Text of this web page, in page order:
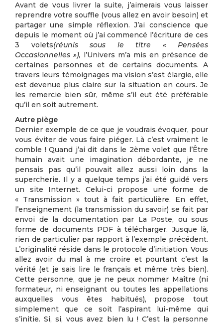
Avant de vous livrer la suite, j’aimerais vous laisser
reprendre votre souffle (vous allez en avoir besoin) et
partager une simple réflexion. J’ai conscience que
depuis le moment où j’ai commencé l’écriture de ces
3 volets(réunis sous le titre « Pensées
Occasionnelles »), l’Univers m’a mis en présence de
certaines personnes et de certains documents. A
travers leurs témoignages ma vision s’est élargie, elle
est devenue plus claire sur la situation en cours. Je
les remercie bien sûr, même s’il eut été préférable
qu’il en soit autrement.
Autre piège
Dernier exemple de ce que je voudrais évoquer, pour
vous éviter de vous faire piéger. Là c’est vraiment le
comble ! Quand j’ai dit dans le 2ème volet que l’Être
humain avait une imagination débordante, je ne
pensais pas qu’il pouvait allez aussi loin dans la
supercherie. Il y a quelque temps j’ai été guidé vers
un site Internet. Celui-ci propose une forme de
« Transmission » tout à fait particulière. En effet,
l’enseignement (la transmission du savoir) se fait par
envoi de la documentation par La Poste, ou sous
forme de documents PDF à télécharger. Jusque là,
rien de particulier par rapport à l’exemple précédent.
L’originalité réside dans le protocole d’initiation. Vous
allez avoir du mal à me croire et pourtant c’est la
vérité (et je sais lire le français et même très bien).
Cette personne, que je ne peux nommer Maître (ni
formateur, ni enseignant ou toutes les appellations
auxquelles vous êtes habitués), propose tout
simplement que ce soit l’aspirant lui-même qui
s’initie. Si, si, vous avez bien lu ! C’est la personne